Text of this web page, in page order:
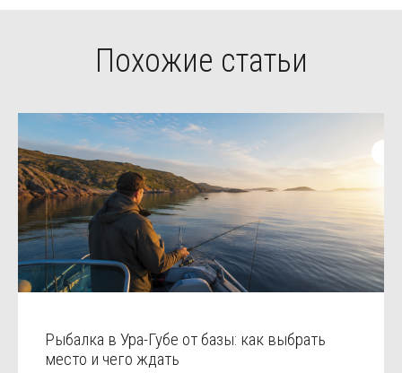
Похожие статьи
Рыбалка в Ура-Губе от базы: как выбрать
место и чего ждать